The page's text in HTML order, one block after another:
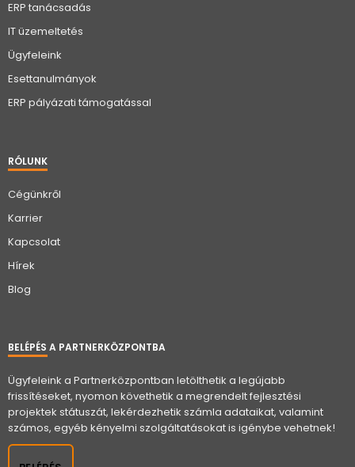
ERP tanácsadás
IT üzemeltetés
Ügyfeleink
Esettanulmányok
ERP pályázati támogatással
RÓLUNK
Cégünkről
Karrier
Kapcsolat
Hírek
Blog
BELÉPÉS A PARTNERKÖZPONTBA
Ügyfeleink a Partnerközpontban letölthetik a legújabb
frissítéseket, nyomon követhetik a megrendelt fejlesztési
projektek státuszát, lekérdezhetik számla adataikat, valamint
számos, egyéb kényelmi szolgáltatásokat is igénybe vehetnek!